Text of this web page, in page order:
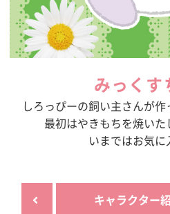
みっくす
しろっぴーの飼い主さんが作
最初はやきもちを焼いた
いまではお気に
キャラクター